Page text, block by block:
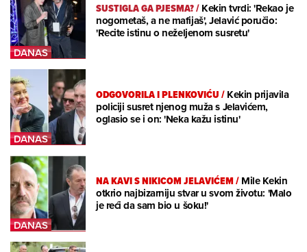
SUSTIGLA GA PJESMA?/Kekin tvrdi: 'Rekao je
nogometaš, a ne mafijaš', Jelavić poručio:
'Recite istinu o neželjenom susretu'
ODGOVORILA I PLENKOVIĆU/Kekin prijavila
policiji susret njenog muža s Jelavićem,
oglasio se i on: 'Neka kažu istinu'
NA KAVI S NIKICOM JELAVIĆEM/Mile Kekin
otkrio najbizarniju stvar u svom životu: 'Malo
je reći da sam bio u šoku!'